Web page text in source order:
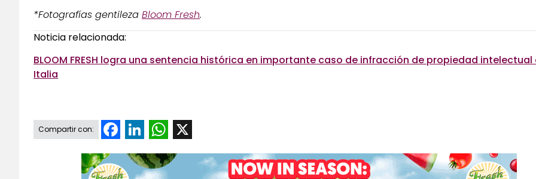
*Fotografías gentileza Bloom Fresh.
Noticia relacionada:
BLOOM FRESH logra una sentencia histórica en importante caso de infracción de propiedad intelectual
Italia
Compartir con: FacebookLinkedInWhatsApp